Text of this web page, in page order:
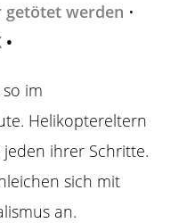
getötet werden •
•
im
Helikoptereltern
ihrer Schritte.
sich mit
an.